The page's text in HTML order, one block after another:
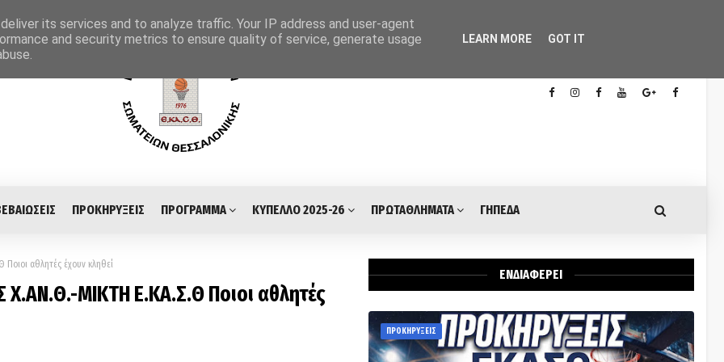
ΠΡΟΚΗΡΥΞΕΙΣ ΠΡΟΓΡΑΜΜΑ ΚΥΠΕΛΛΟ 2025-26 ΠΡΩΤΑΘΛΗΜΑΤΑ ΓΗΠΕΔΑ
Ποιοι αθλητές έχουν κληθεί
Χ.ΑΝ.Θ.-ΜΙΚΤΗ Ε.ΚΑ.Σ.Θ Ποιοι αθλητές
ΕΝΔΙΑΦΕΡΕΙ
ΠΡΟΚΗΡΥΞΕΙΣ
its services and to analyze traffic. Your IP address and user-agent
and security metrics to ensure quality of service, generate usage
LEARN MORE GOT IT